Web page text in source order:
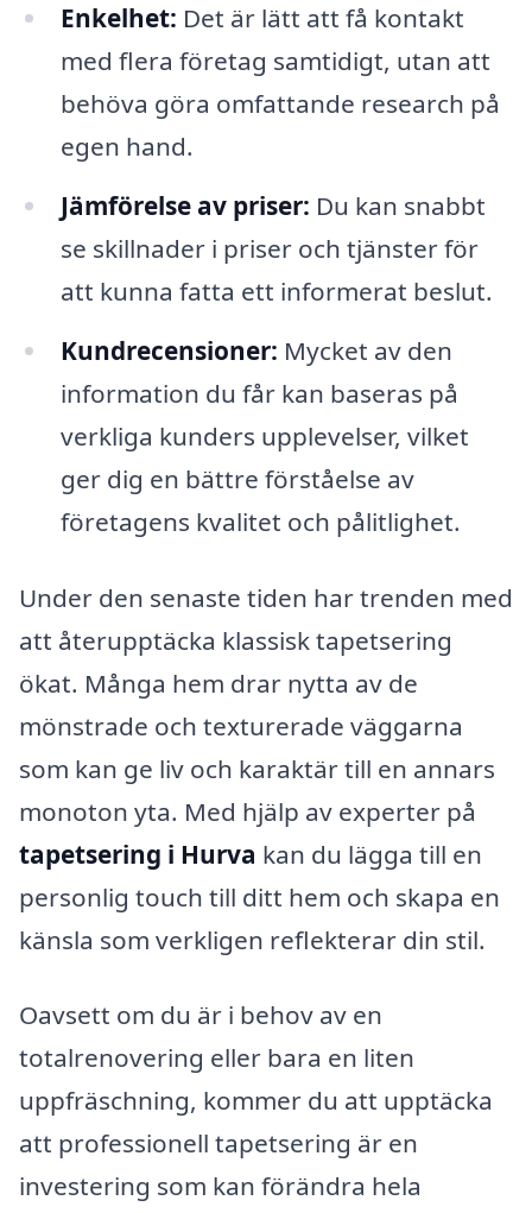
Enkelhet: Det är lätt att få kontakt
med flera företag samtidigt, utan att
behöva göra omfattande research på
egen hand.
Jämförelse av priser: Du kan snabbt
se skillnader i priser och tjänster för
att kunna fatta ett informerat beslut.
Kundrecensioner: Mycket av den
information du får kan baseras på
verkliga kunders upplevelser, vilket
ger dig en bättre förståelse av
företagens kvalitet och pålitlighet.
Under den senaste tiden har trenden med
att återupptäcka klassisk tapetsering
ökat. Många hem drar nytta av de
mönstrade och texturerade väggarna
som kan ge liv och karaktär till en annars
monoton yta. Med hjälp av experter på
tapetsering i Hurva kan du lägga till en
personlig touch till ditt hem och skapa en
känsla som verkligen reflekterar din stil.
Oavsett om du är i behov av en
totalrenovering eller bara en liten
uppfräschning, kommer du att upptäcka
att professionell tapetsering är en
investering som kan förändra hela